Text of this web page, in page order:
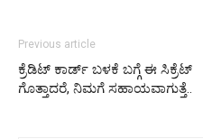
Previous article
ಕ್ರೆಡಿಟ್ ಕಾರ್ಡ್ ಬಳಕೆ ಬಗ್ಗೆ ಈ ಸಿಕ್ರೆಟ್
ಗೊತ್ತಾದರೆ, ನಿಮಗೆ ಸಹಾಯವಾಗುತ್ತೆ..